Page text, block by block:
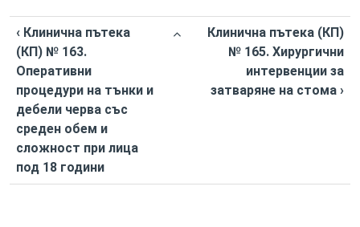
‹ Клинична пътека
(КП) № 163.
Оперативни
процедури на тънки и
дебели черва със
среден обем и
сложност при лица
под 18 години
Клинична пътека (КП)
№ 165. Хирургични
интервенции за
затваряне на стома ›